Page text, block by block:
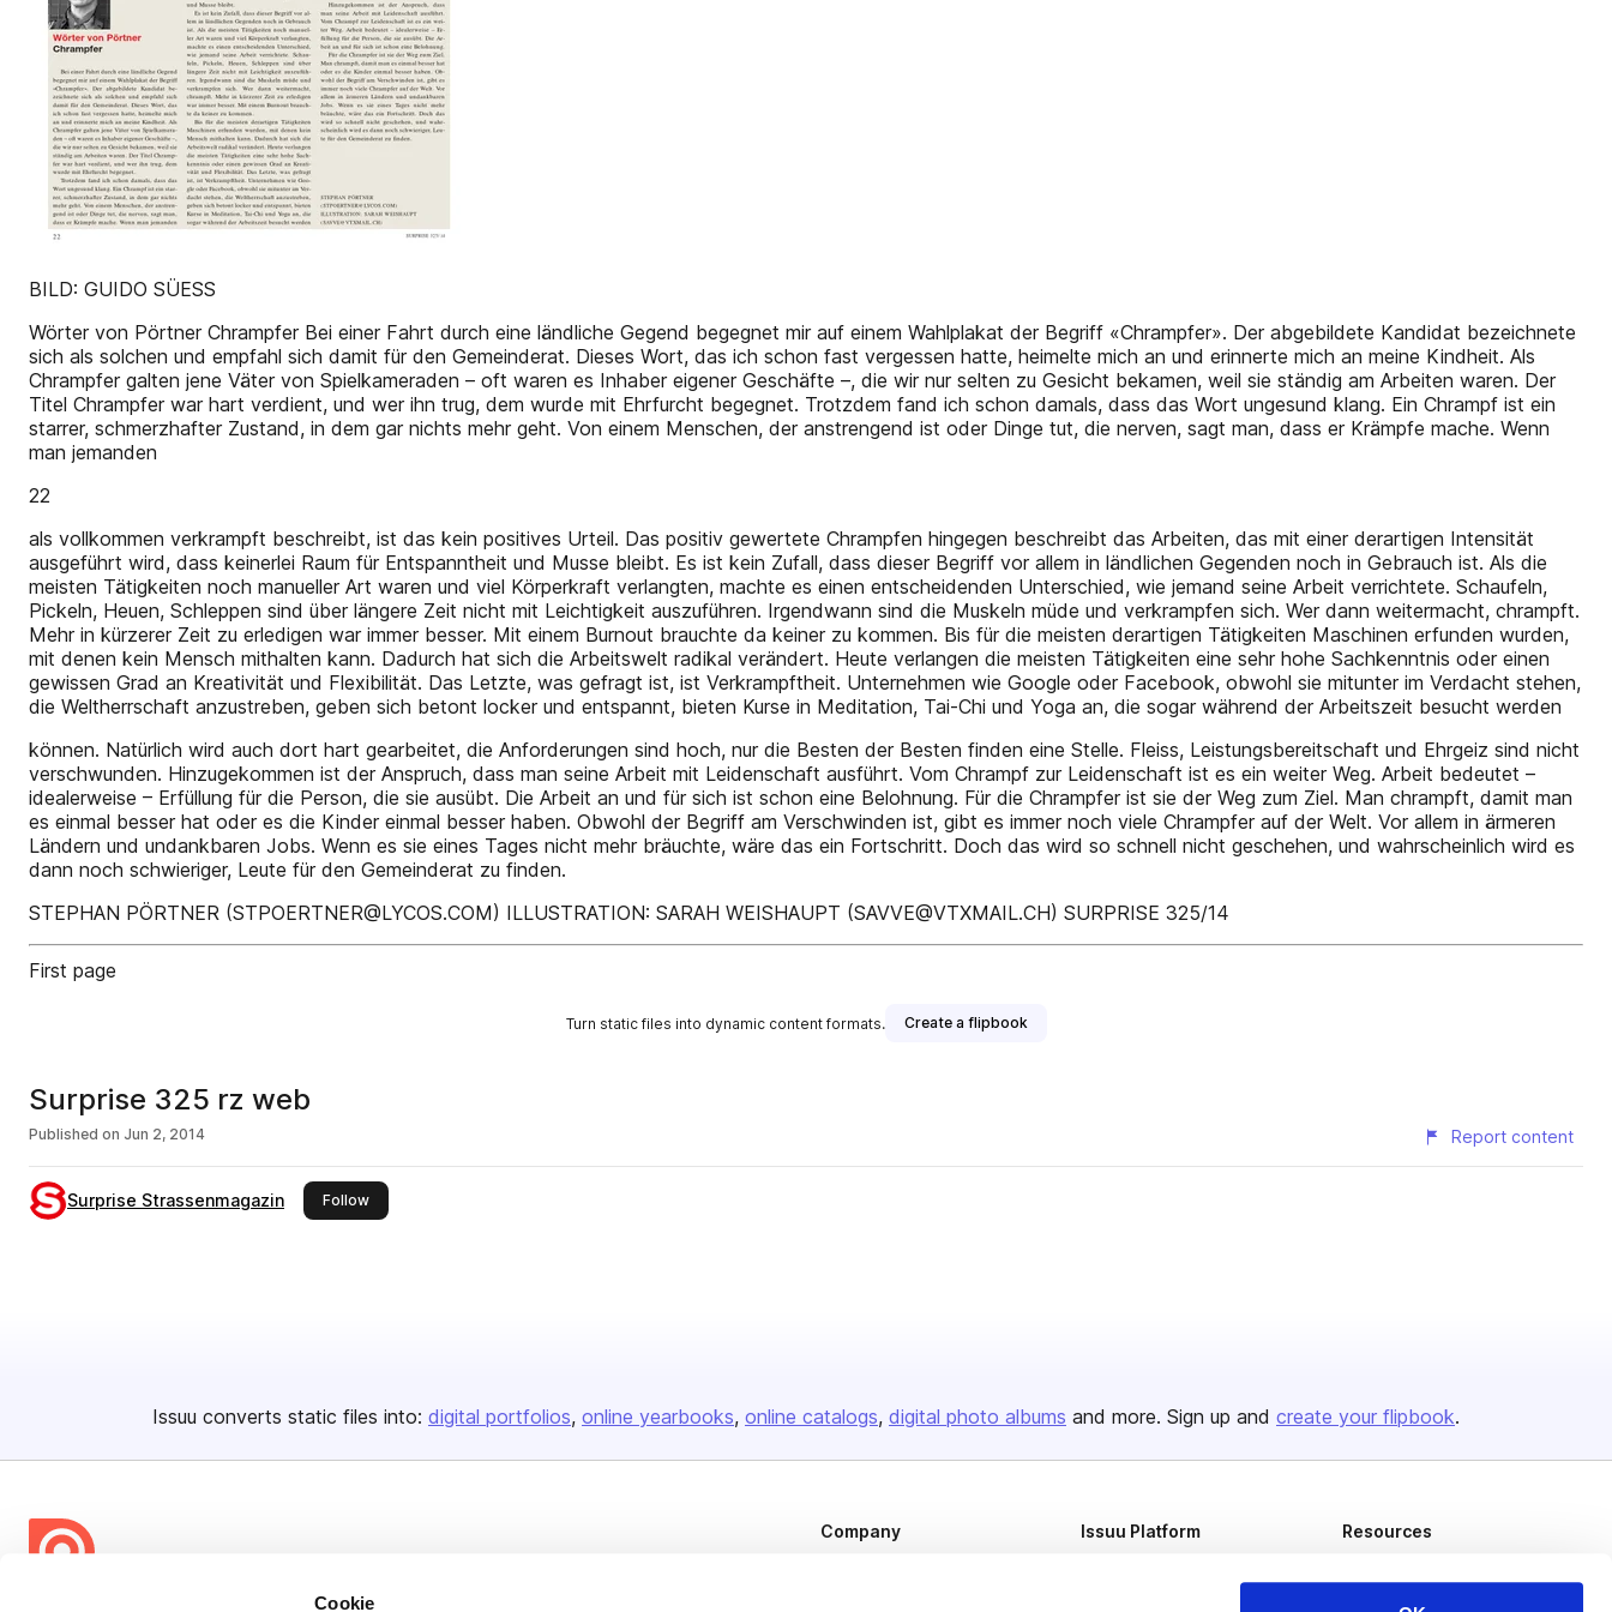
Cookie
BILD: GUIDO SÜESS
Wörter von Pörtner Chrampfer Bei einer Fahrt durch eine ländliche Gegend begegnet mir auf einem Wahlplakat der Begriff «Chrampfer». Der abgebildete Kandidat bezeichnete
sich als solchen und empfahl sich damit für den Gemeinderat. Dieses Wort, das ich schon fast vergessen hatte, heimelte mich an und erinnerte mich an meine Kindheit. Als
Chrampfer galten jene Väter von Spielkameraden – oft waren es Inhaber eigener Geschäfte –, die wir nur selten zu Gesicht bekamen, weil sie ständig am Arbeiten waren. Der
Titel Chrampfer war hart verdient, und wer ihn trug, dem wurde mit Ehrfurcht begegnet. Trotzdem fand ich schon damals, dass das Wort ungesund klang. Ein Chrampf ist ein
starrer, schmerzhafter Zustand, in dem gar nichts mehr geht. Von einem Menschen, der anstrengend ist oder Dinge tut, die nerven, sagt man, dass er Krämpfe mache. Wenn
man jemanden
22
als vollkommen verkrampft beschreibt, ist das kein positives Urteil. Das positiv gewertete Chrampfen hingegen beschreibt das Arbeiten, das mit einer derartigen Intensität
ausgeführt wird, dass keinerlei Raum für Entspanntheit und Musse bleibt. Es ist kein Zufall, dass dieser Begriff vor allem in ländlichen Gegenden noch in Gebrauch ist. Als die
meisten Tätigkeiten noch manueller Art waren und viel Körperkraft verlangten, machte es einen entscheidenden Unterschied, wie jemand seine Arbeit verrichtete. Schaufeln,
Pickeln, Heuen, Schleppen sind über längere Zeit nicht mit Leichtigkeit auszuführen. Irgendwann sind die Muskeln müde und verkrampfen sich. Wer dann weitermacht, chrampft.
Mehr in kürzerer Zeit zu erledigen war immer besser. Mit einem Burnout brauchte da keiner zu kommen. Bis für die meisten derartigen Tätigkeiten Maschinen erfunden wurden,
mit denen kein Mensch mithalten kann. Dadurch hat sich die Arbeitswelt radikal verändert. Heute verlangen die meisten Tätigkeiten eine sehr hohe Sachkenntnis oder einen
gewissen Grad an Kreativität und Flexibilität. Das Letzte, was gefragt ist, ist Verkrampftheit. Unternehmen wie Google oder Facebook, obwohl sie mitunter im Verdacht stehen,
die Weltherrschaft anzustreben, geben sich betont locker und entspannt, bieten Kurse in Meditation, Tai-Chi und Yoga an, die sogar während der Arbeitszeit besucht werden
können. Natürlich wird auch dort hart gearbeitet, die Anforderungen sind hoch, nur die Besten der Besten finden eine Stelle. Fleiss, Leistungsbereitschaft und Ehrgeiz sind nicht
verschwunden. Hinzugekommen ist der Anspruch, dass man seine Arbeit mit Leidenschaft ausführt. Vom Chrampf zur Leidenschaft ist es ein weiter Weg. Arbeit bedeutet –
idealerweise – Erfüllung für die Person, die sie ausübt. Die Arbeit an und für sich ist schon eine Belohnung. Für die Chrampfer ist sie der Weg zum Ziel. Man chrampft, damit man
es einmal besser hat oder es die Kinder einmal besser haben. Obwohl der Begriff am Verschwinden ist, gibt es immer noch viele Chrampfer auf der Welt. Vor allem in ärmeren
Ländern und undankbaren Jobs. Wenn es sie eines Tages nicht mehr bräuchte, wäre das ein Fortschritt. Doch das wird so schnell nicht geschehen, und wahrscheinlich wird es
dann noch schwieriger, Leute für den Gemeinderat zu finden.
STEPHAN PÖRTNER (STPOERTNER@LYCOS.COM) ILLUSTRATION: SARAH WEISHAUPT (SAVVE@VTXMAIL.CH) SURPRISE 325/14
First page
Turn static files into dynamic content formats. Create a flipbook
Surprise 325 rz web
Published on Jun 2, 2014 Report content
Surprise Strassenmagazin Followthis publisher
Issuu converts static files into: digital portfolios online yearbooks online catalogs digital photo albums and more. Sign up and create your flipbook.
Company Issuu Platform Resources